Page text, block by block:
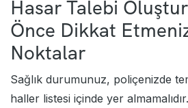
Hasar Talebi
Önce Dikkat
Noktalar
Sağlık durumunuz, poliçenizde
haller listesi içinde yer almamalıdır.